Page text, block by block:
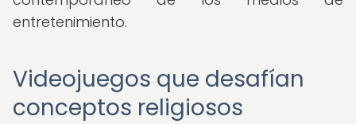
entretenimiento.
Videojuegos que desafían
conceptos religiosos